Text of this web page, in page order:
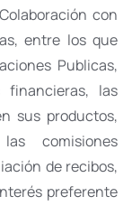
con
entre los que
Publicas,
financieras, las
sus productos,
comisiones
de recibos,
preferente